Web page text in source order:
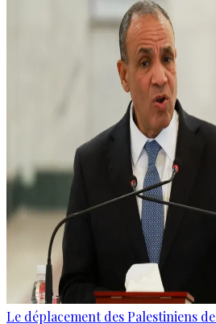
Le déplacement des Palestiniens